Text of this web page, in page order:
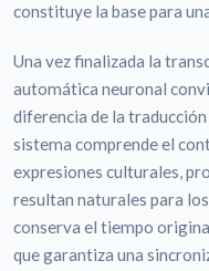
constituye la base para
Una vez finalizada la
automática neuronal
diferencia de la
sistema comprende el
expresiones culturales,
resultan naturales para
conserva el tiempo
que garantiza una